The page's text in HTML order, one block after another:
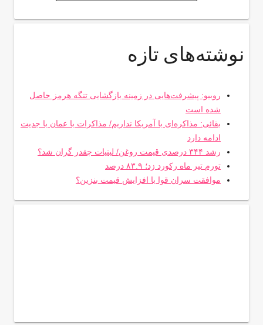
نوشته‌های تازه
روبیو: پیشرفت‌هایی در زمینه بازگشایی تنگه هرمز حاصل
شده است
بقائی: مذاکره‌ای با آمریکا نداریم/ مذاکرات با عمان با جدیت
ادامه دارد
رشد ۳۴۴ درصدی قیمت روغن/ لبنیات چقدر گران شد؟
تورم تیر ماه رکورد زد؛ ۸۳.۹ درصد
موافقت سران قوا با افزایش قیمت بنزین؟